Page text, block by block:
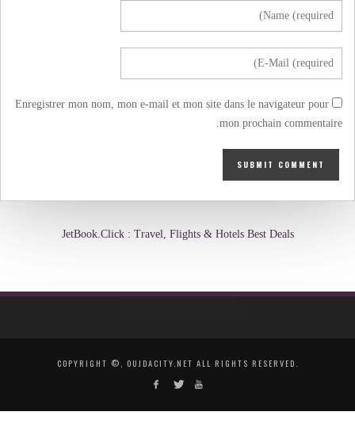
Enregistrer mon nom, mon e-mail et mon site dans le navigateur pour
mon prochain commentaire.
JetBook.Click : Travel, Flights & Hotels Best Deals
COPYRIGHT ©, OUJDACITY.NET ALL RIGHTS RESERVED.